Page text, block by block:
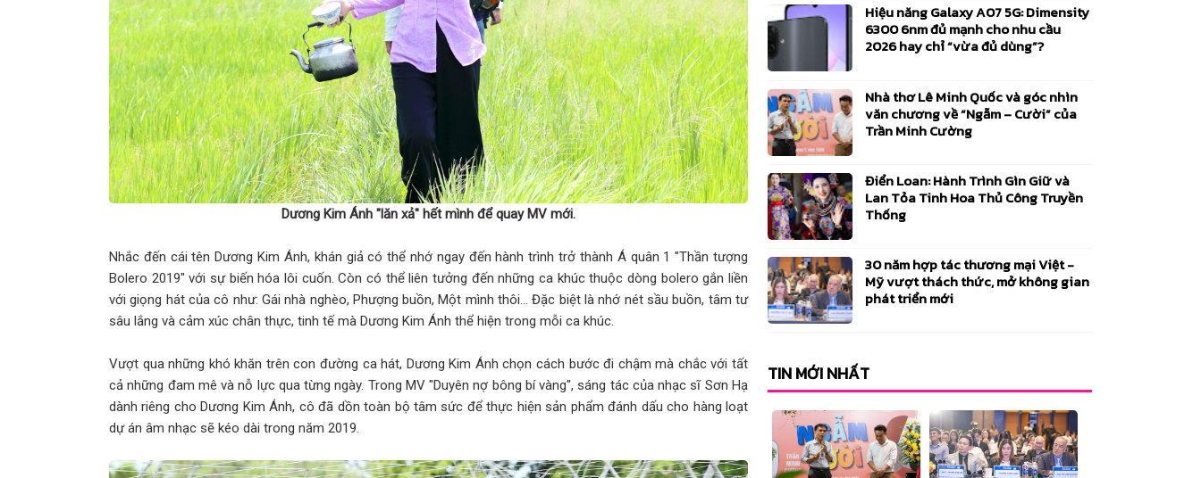
Lê Phạm Linh Đan - Bản lĩnh dẫn đầu và hành trình tự
hào khẳng định cá tính
Khánh An - Cô bé Vedette 8 tuổi và phong thái “làm chủ
con đường” trên sàn runway
Vedette tuổi 5 - Nguyễn Ngọc Bảo Ngân và hành trình tự
tin tỏa sáng
lần đầu biểu diễn tại Việt Nam
Lê Minh Khang - Cậu bé 9 tuổi bản lĩnh trở thành Đại sứ
ATG - Công ty âm nhạc dần khẳng định đẳng cấp qua
mùa 1 “Giọng Hát Vàng ATG Việt Nam”
Dương Kim Ánh "lăn xả" hết mình để quay MV mới.
Nhắc đến cái tên Dương Kim Ánh, khán giả có thể nhớ ngay đến hành trình trở thành Á quân 1 "Thần tượng
Bolero 2019" với sự biến hóa lôi cuốn. Còn có thể liên tưởng đến những ca khúc thuộc dòng bolero gắn liền
với giọng hát của cô như: Gái nhà nghèo, Phượng buồn, Một mình thôi... Đặc biệt là nhớ nét sầu buồn, tâm tư
sâu lắng và cảm xúc chân thực, tinh tế mà Dương Kim Ánh thể hiện trong mỗi ca khúc.
Vượt qua những khó khăn trên con đường ca hát, Dương Kim Ánh chọn cách bước đi chậm mà chắc với tất
cả những đam mê và nỗ lực qua từng ngày. Trong MV "Duyên nợ bông bí vàng", sáng tác của nhạc sĩ Sơn Hạ
dành riêng cho Dương Kim Ánh, cô đã dồn toàn bộ tâm sức để thực hiện sản phẩm đánh dấu cho hàng loạt
dự án âm nhạc sẽ kéo dài trong năm 2019.
Hiệu năng Galaxy A07 5G: Dimensity
6300 6nm đủ mạnh cho nhu cầu
2026 hay chỉ “vừa đủ dùng”?
Nhà thơ Lê Minh Quốc và góc nhìn
văn chương về “Ngẫm – Cười” của
Trần Minh Cường
Điển Loan: Hành Trình Gìn Giữ và
Lan Tỏa Tinh Hoa Thủ Công Truyền
Thống
30 năm hợp tác thương mại Việt -
Mỹ vượt thách thức, mở không gian
phát triển mới
TIN MỚI NHẤT